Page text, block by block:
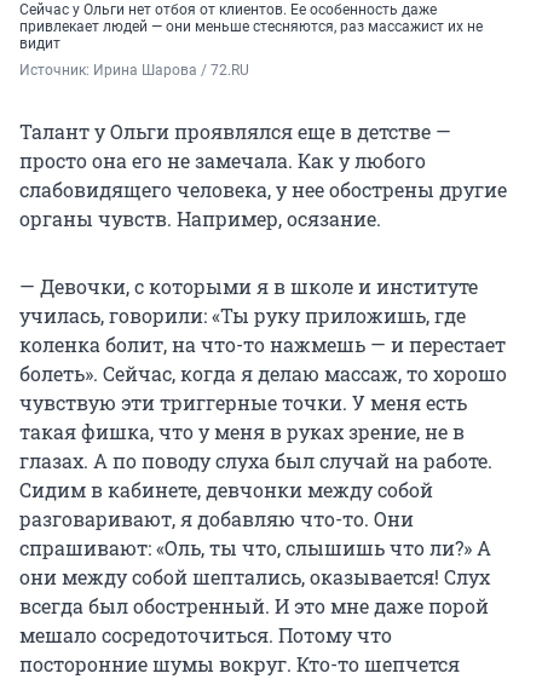
Сейчас у Ольги нет отбоя от клиентов. Ее особенность даже
привлекает людей — они меньше стесняются, раз массажист их не
видит
Источник: Ирина Шарова / 72.RU
Талант у Ольги проявлялся еще в детстве —
просто она его не замечала. Как у любого
слабовидящего человека, у нее обострены другие
органы чувств. Например, осязание.
— Девочки, с которыми я в школе и институте
училась, говорили: «Ты руку приложишь, где
коленка болит, на что-то нажмешь — и перестает
болеть». Сейчас, когда я делаю массаж, то хорошо
чувствую эти триггерные точки. У меня есть
такая фишка, что у меня в руках зрение, не в
глазах. А по поводу слуха был случай на работе.
Сидим в кабинете, девчонки между собой
разговаривают, я добавляю что-то. Они
спрашивают: «Оль, ты что, слышишь что ли?» А
они между собой шептались, оказывается! Слух
всегда был обостренный. И это мне даже порой
мешало сосредоточиться. Потому что
посторонние шумы вокруг. Кто-то шепчется